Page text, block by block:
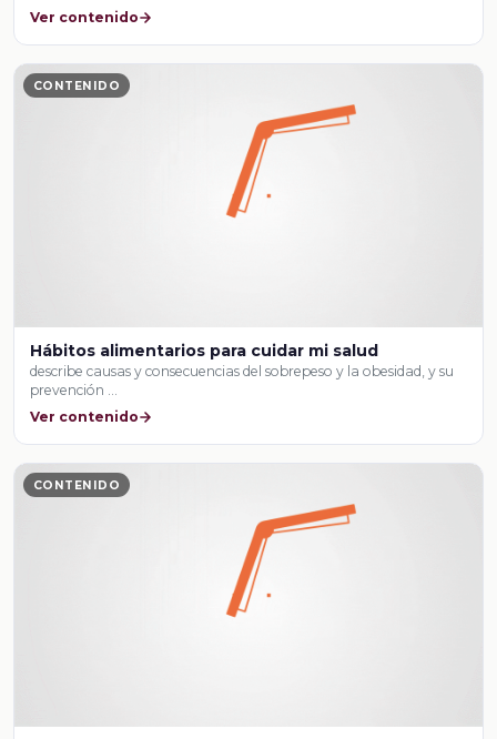
Ver contenido
CONTENIDO
Hábitos alimentarios para cuidar mi salud
describe causas y consecuencias del sobrepeso y la obesidad, y su
prevención …
Ver contenido
CONTENIDO